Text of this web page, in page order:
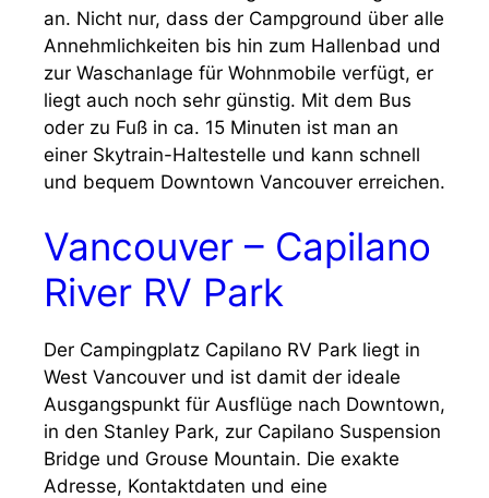
an. Nicht nur, dass der Campground über alle
Annehmlichkeiten bis hin zum Hallenbad und
zur Waschanlage für Wohnmobile verfügt, er
liegt auch noch sehr günstig. Mit dem Bus
oder zu Fuß in ca. 15 Minuten ist man an
einer Skytrain-Haltestelle und kann schnell
und bequem Downtown Vancouver erreichen.
Vancouver – Capilano
River RV Park
Der Campingplatz Capilano RV Park liegt in
West Vancouver und ist damit der ideale
Ausgangspunkt für Ausflüge nach Downtown,
in den Stanley Park, zur Capilano Suspension
Bridge und Grouse Mountain. Die exakte
Adresse, Kontaktdaten und eine